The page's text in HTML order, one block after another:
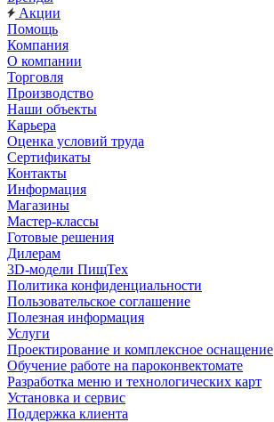
Акции
Помощь
Компания
О компании
Торговля
Производство
Наши объекты
Карьера
Оценка условий труда
Сертификаты
Контакты
Информация
Магазины
Мастер-классы
Готовые решения
Дилерам
3D-модели ПищТех
Политика конфиденциальности
Пользовательское соглашение
Полезная информация
Услуги
Проектирование и комплексное оснащение
Обучение работе на пароконвектомате
Разработка меню и технологических карт
Установка и сервис
Поддержка клиента